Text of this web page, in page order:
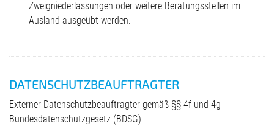
Zweigniederlassungen oder weitere Beratungsstellen im
Ausland ausgeübt werden.
DATENSCHUTZBEAUFTRAGTER
Externer Datenschutzbeauftragter gemäß §§ 4f und 4g
Bundesdatenschutzgesetz (BDSG)